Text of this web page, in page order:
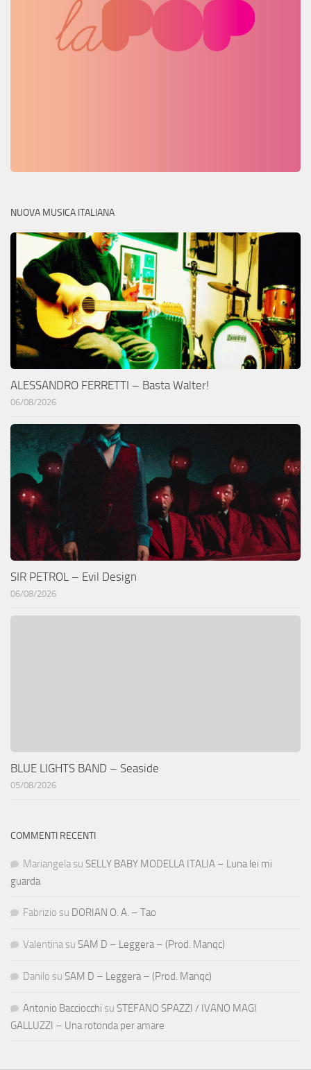
NUOVA MUSICA ITALIANA
ALESSANDRO FERRETTI – Basta Walter!
06/08/2026
SIR PETROL – Evil Design
06/08/2026
BLUE LIGHTS BAND – Seaside
05/08/2026
COMMENTI RECENTI
Mariangela su SELLY BABY MODELLA ITALIA – Luna lei mi
guarda
Fabrizio su DORIAN O. A. – Tao
Valentina su SAM D – Leggera – (Prod. Manqc)
Danilo su SAM D – Leggera – (Prod. Manqc)
Antonio Bacciocchi su STEFANO SPAZZI / IVANO MAGI
GALLUZZI – Una rotonda per amare